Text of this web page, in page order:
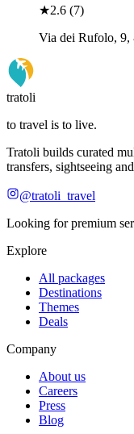
★2.6 (7)
Via dei Rufolo,
tratoli
to travel is to live.
Tratoli builds curated
transfers, sightseeing
@tratoli_travel
Looking for premium
Explore
All packages
Destinations
Themes
Deals
Company
About us
Careers
Press
Blog